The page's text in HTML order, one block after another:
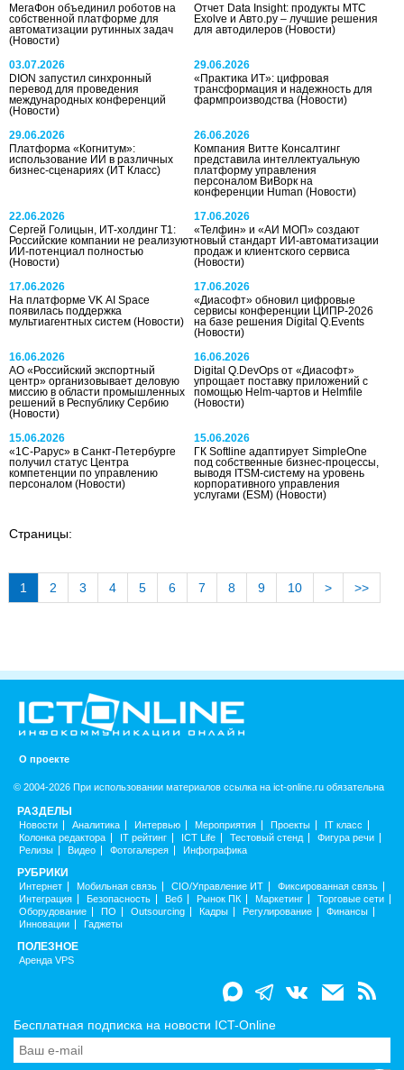
МегаФон объединил роботов на
собственной платформе для
автоматизации рутинных задач
(Новости)
Отчет Data Insight: продукты МТС
Exolve и Авто.ру – лучшие решения
для автодилеров(Новости)
03.07.2026
DION запустил синхронный
перевод для проведения
международных конференций
(Новости)
29.06.2026
«Практика ИT»: цифровая
трансформация и надежность для
фармпроизводства(Новости)
29.06.2026
Платформа «Когнитум»:
использование ИИ в различных
бизнес-сценариях (ИТ Класс)
26.06.2026
Компания Витте Консалтинг
представила интеллектуальную
платформу управления
персоналом ВиВорк на
конференции Human(Новости)
22.06.2026
Сергей Голицын, ИТ-холдинг Т1:
Российские компании не реализуют
ИИ-потенциал полностью
(Новости)
17.06.2026
«Телфин» и «АИ МОП» создают
новый стандарт ИИ-автоматизации
продаж и клиентского сервиса
(Новости)
17.06.2026
На платформе VK AI Space
появилась поддержка
мультиагентных систем (Новости)
17.06.2026
«Диасофт» обновил цифровые
сервисы конференции ЦИПР-2026
на базе решения Digital Q.Events
(Новости)
16.06.2026
АО «Российский экспортный
центр» организовывает деловую
миссию в области промышленных
решений в Республику Сербию
(Новости)
16.06.2026
Digital Q.DevOps от «Диасофт»
упрощает поставку приложений с
помощью Helm-чартов и Helmfile
(Новости)
15.06.2026
«1С-Рарус» в Санкт-Петербурге
получил статус Центра
компетенции по управлению
персоналом (Новости)
15.06.2026
ГК Softline адаптирует SimpleOne
под собственные бизнес-процессы,
выводя ITSM-систему на уровень
корпоративного управления
услугами (ESM)(Новости)
Страницы:
1 2 3 4 5 6 7 8 9 10 > >>
О проекте
© 2004-2026 При использовании материалов ссылка на ict-online.ru обязательна
РАЗДЕЛЫ
Новости Аналитика Интервью Мероприятия Проекты
IT класс
Колонка редактора
IT рейтинг ICT Life Тестовый стенд
Фигура речи
Релизы
Видео Фотогалерея Инфографика
РУБРИКИ
Интернет Мобильная связь CIO/Управление ИТ
Фиксированная связь
Интеграция
Безопасность Веб Рынок ПК Маркетинг
Торговые сети
Оборудование
ПО Outsourcing Кадры Регулирование
Финансы
Инновации
Гаджеты
ПОЛЕЗНОЕ
Аренда VPS
Бесплатная подписка на новости ICT-Online